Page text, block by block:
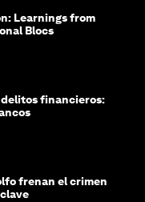
Learnings from
Blocs
financieros:
frenan el crimen